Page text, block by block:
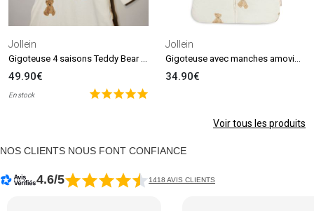
Jollein
49.90€
En stock
Jollein
34.90€
Voir tous les produits
NOS CLIENTS NOUS FONT CONFIANCE
4.6/5 1418 AVIS CLIENTS